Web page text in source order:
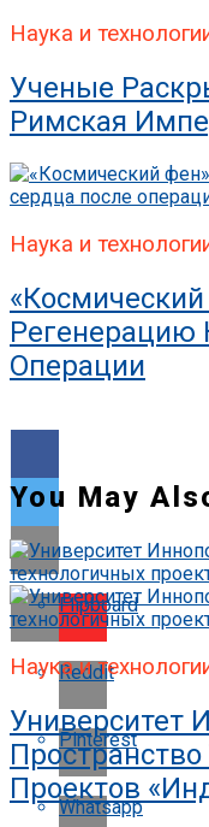
Наука и
Ученые
Римская
Наука и
Регенерацию
Операции
Flipboard
Reddit
Pinterest
Whatsapp
You May
Наука и
Университет
Проектов